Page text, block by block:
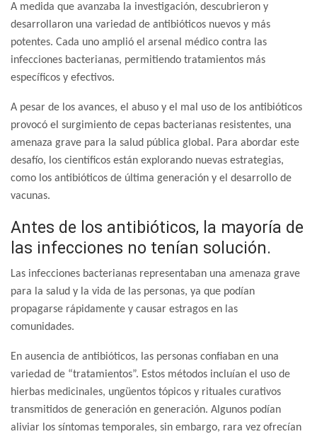
A medida que avanzaba la investigación, descubrieron y
desarrollaron una variedad de antibióticos nuevos y más
potentes. Cada uno amplió el arsenal médico contra las
infecciones bacterianas, permitiendo tratamientos más
específicos y efectivos.
A pesar de los avances, el abuso y el mal uso de los antibióticos
provocó el surgimiento de cepas bacterianas resistentes, una
amenaza grave para la salud pública global. Para abordar este
desafío, los científicos están explorando nuevas estrategias,
como los antibióticos de última generación y el desarrollo de
vacunas.
Antes de los antibióticos, la mayoría de
las infecciones no tenían solución.
Las infecciones bacterianas representaban una amenaza grave
para la salud y la vida de las personas, ya que podían
propagarse rápidamente y causar estragos en las
comunidades.
En ausencia de antibióticos, las personas confiaban en una
variedad de “tratamientos”. Estos métodos incluían el uso de
hierbas medicinales, ungüentos tópicos y rituales curativos
transmitidos de generación en generación. Algunos podían
aliviar los síntomas temporales, sin embargo, rara vez ofrecían